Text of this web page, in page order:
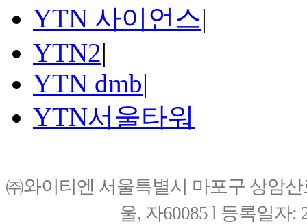
YTN 사이언스|
YTN2|
YTN dmb|
YTN서울타워
㈜와이티엔 서울특별시 마포구 상암
울, 자60085 l 등록일자: